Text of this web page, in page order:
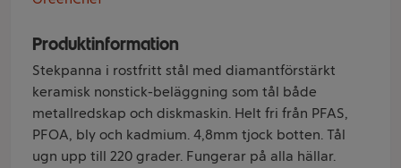
Produktinformation
Stekpanna i rostfritt stål med diamantförstärkt
keramisk nonstick-beläggning som tål både
metallredskap och diskmaskin. Helt fri från PFAS,
PFOA, bly och kadmium. 4,8mm tjock botten. Tål
ugn upp till 220 grader. Fungerar på alla hällar.